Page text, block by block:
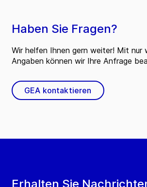
Erhalten Sie
Haben Sie Fragen?
Wir helfen Ihnen gern weiter! Mit nur
Angaben können wir Ihre Anfrage
GEA kontaktieren